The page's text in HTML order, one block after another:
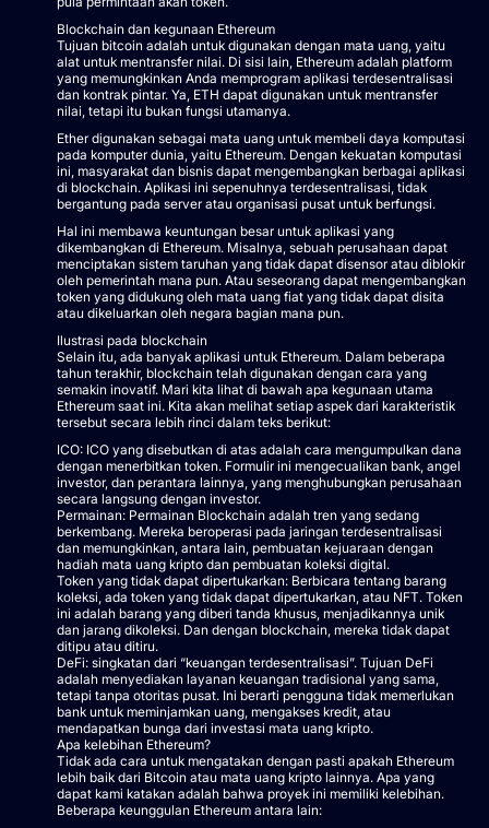
Blockchain dan kegunaan Ethereum
Tujuan bitcoin adalah untuk digunakan dengan mata uang, yaitu
alat untuk mentransfer nilai. Di sisi lain, Ethereum adalah platform
yang memungkinkan Anda memprogram aplikasi terdesentralisasi
dan kontrak pintar. Ya, ETH dapat digunakan untuk mentransfer
nilai, tetapi itu bukan fungsi utamanya.
Ether digunakan sebagai mata uang untuk membeli daya komputasi
pada komputer dunia, yaitu Ethereum. Dengan kekuatan komputasi
ini, masyarakat dan bisnis dapat mengembangkan berbagai aplikasi
di blockchain. Aplikasi ini sepenuhnya terdesentralisasi, tidak
bergantung pada server atau organisasi pusat untuk berfungsi.
Hal ini membawa keuntungan besar untuk aplikasi yang
dikembangkan di Ethereum. Misalnya, sebuah perusahaan dapat
menciptakan sistem taruhan yang tidak dapat disensor atau diblokir
oleh pemerintah mana pun. Atau seseorang dapat mengembangkan
token yang didukung oleh mata uang fiat yang tidak dapat disita
atau dikeluarkan oleh negara bagian mana pun.
Ilustrasi pada blockchain
Selain itu, ada banyak aplikasi untuk Ethereum. Dalam beberapa
tahun terakhir, blockchain telah digunakan dengan cara yang
semakin inovatif. Mari kita lihat di bawah apa kegunaan utama
Ethereum saat ini. Kita akan melihat setiap aspek dari karakteristik
tersebut secara lebih rinci dalam teks berikut:
ICO: ICO yang disebutkan di atas adalah cara mengumpulkan dana
dengan menerbitkan token. Formulir ini mengecualikan bank, angel
investor, dan perantara lainnya, yang menghubungkan perusahaan
secara langsung dengan investor.
Permainan: Permainan Blockchain adalah tren yang sedang
berkembang. Mereka beroperasi pada jaringan terdesentralisasi
dan memungkinkan, antara lain, pembuatan kejuaraan dengan
hadiah mata uang kripto dan pembuatan koleksi digital.
Token yang tidak dapat dipertukarkan: Berbicara tentang barang
koleksi, ada token yang tidak dapat dipertukarkan, atau NFT. Token
ini adalah barang yang diberi tanda khusus, menjadikannya unik
dan jarang dikoleksi. Dan dengan blockchain, mereka tidak dapat
ditipu atau ditiru.
DeFi: singkatan dari “keuangan terdesentralisasi”. Tujuan DeFi
adalah menyediakan layanan keuangan tradisional yang sama,
tetapi tanpa otoritas pusat. Ini berarti pengguna tidak memerlukan
bank untuk meminjamkan uang, mengakses kredit, atau
mendapatkan bunga dari investasi mata uang kripto.
Apa kelebihan Ethereum?
Tidak ada cara untuk mengatakan dengan pasti apakah Ethereum
lebih baik dari Bitcoin atau mata uang kripto lainnya. Apa yang
dapat kami katakan adalah bahwa proyek ini memiliki kelebihan.
Beberapa keunggulan Ethereum antara lain: